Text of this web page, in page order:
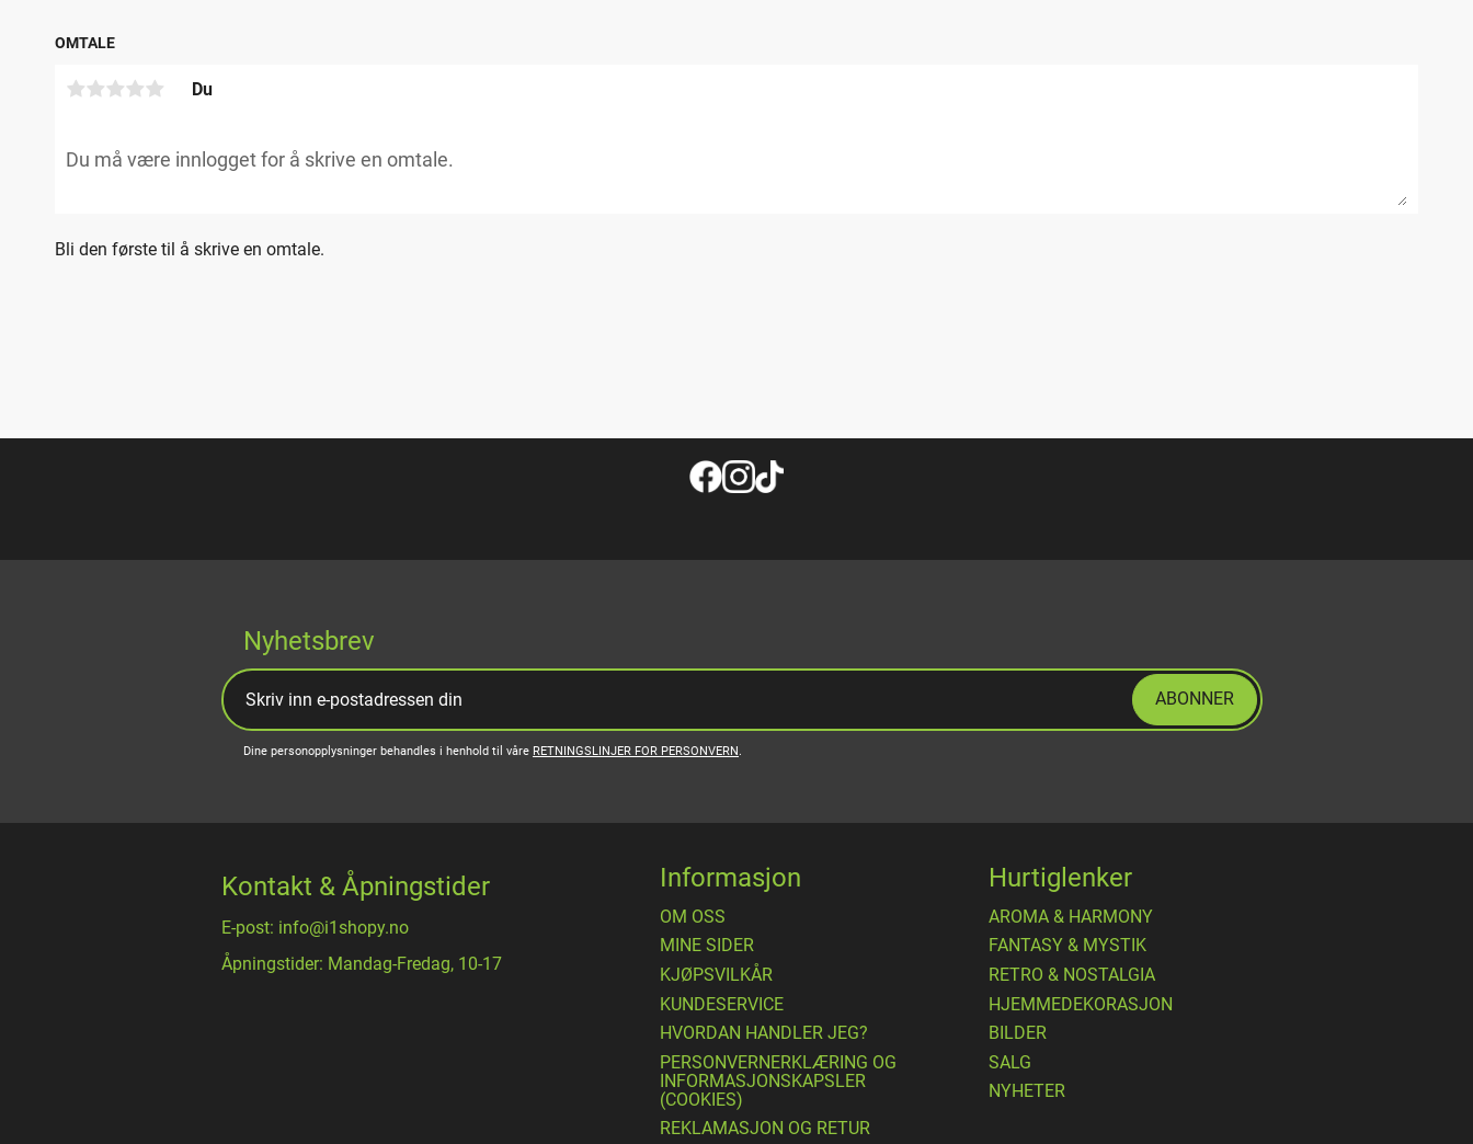
OMTALE
Du
Bli den første til å skrive en omtale.
Nyhetsbrev
ABONNER
Dine personopplysninger behandles i henhold til våre RETNINGSLINJER FOR PERSONVERN.
Kontakt & Åpningstider
E-post: info@i1shopy.no
Åpningstider: Mandag-Fredag, 10-17
Informasjon
OM OSS
MINE SIDER
​KJØPSVILKÅR
KUNDESERVICE
HVORDAN HANDLER JEG?
PERSONVERNERKLÆRING OG
INFORMASJONSKAPSLER
(COOKIES)
REKLAMASJON OG RETUR
Hurtiglenker
AROMA & HARMONY
FANTASY & MYSTIK
RETRO & NOSTALGIA
HJEMMEDEKORASJON
BILDER
SALG
NYHETER